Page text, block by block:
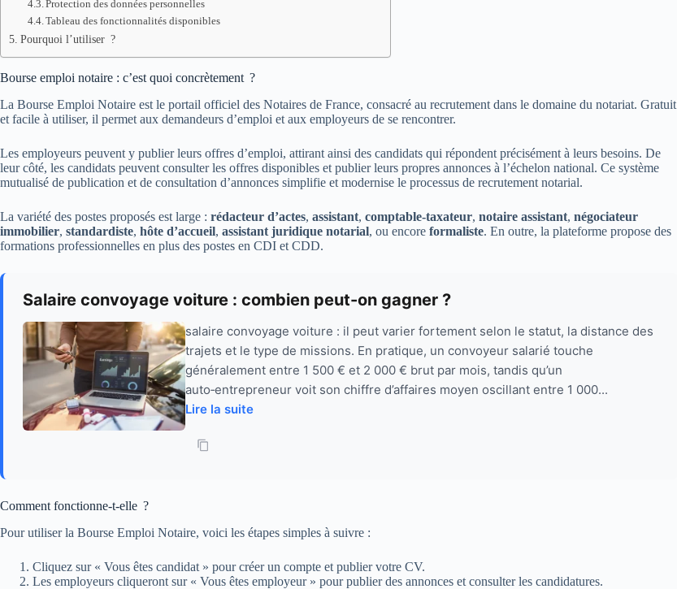
Protection des données personnelles
Tableau des fonctionnalités disponibles
Pourquoi l’utiliser ?
Bourse emploi notaire : c’est quoi concrètement ?
La Bourse Emploi Notaire est le portail officiel des Notaires de France, consacré au recrutement dans le domaine du notariat. Gratuit
et facile à utiliser, il permet aux demandeurs d’emploi et aux employeurs de se rencontrer.
Les employeurs peuvent y publier leurs offres d’emploi, attirant ainsi des candidats qui répondent précisément à leurs besoins. De
leur côté, les candidats peuvent consulter les offres disponibles et publier leurs propres annonces à l’échelon national. Ce système
mutualisé de publication et de consultation d’annonces simplifie et modernise le processus de recrutement notarial.
La variété des postes proposés est large : rédacteur d’actes, assistant, comptable-taxateur, notaire assistant, négociateur
immobilier, standardiste, hôte d’accueil, assistant juridique notarial, ou encore formaliste. En outre, la plateforme propose des
formations professionnelles en plus des postes en CDI et CDD.
Salaire convoyage voiture : combien peut-on gagner ?
salaire convoyage voiture : il peut varier fortement selon le statut, la distance des
trajets et le type de missions. En pratique, un convoyeur salarié touche
généralement entre 1 500 € et 2 000 € brut par mois, tandis qu’un
auto‑entrepreneur voit son chiffre d’affaires moyen oscillant entre 1 000...
Lire la suite
Comment fonctionne-t-elle ?
Pour utiliser la Bourse Emploi Notaire, voici les étapes simples à suivre :
Cliquez sur « Vous êtes candidat » pour créer un compte et publier votre CV.
Les employeurs cliqueront sur « Vous êtes employeur » pour publier des annonces et consulter les candidatures.